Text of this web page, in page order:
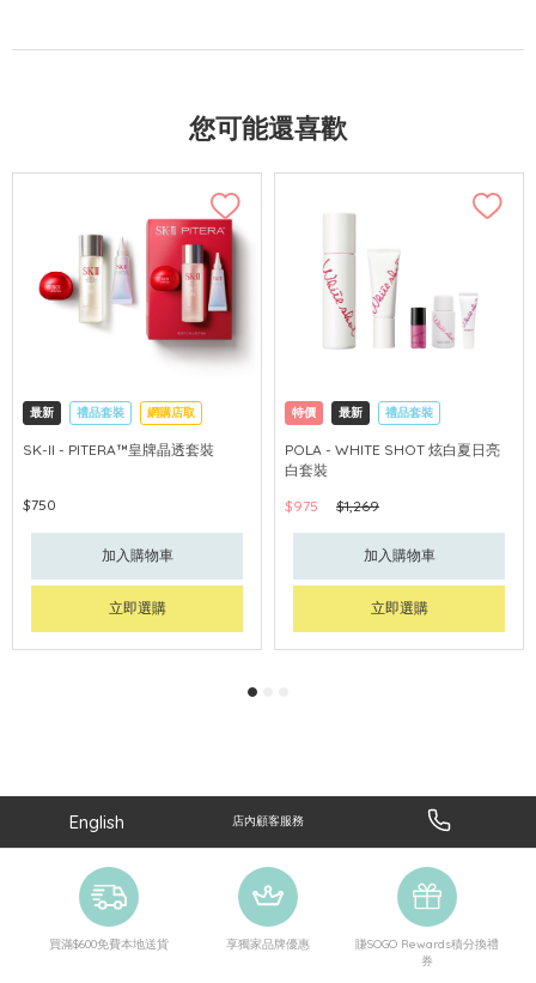
您可能還喜歡
最新 禮品套裝 網購店取
可中國內地配送
SK-II - PITERA™皇牌晶透套裝
$750
加入購物車
立即選購
特價 最新 禮品套裝
網購店取 可中國內地配送
POLA - WHITE SHOT 炫白夏日亮
白套裝
$975
$1,269
加入購物車
立即選購
English 店內顧客服務
買滿$600免費本地送貨 享獨家品牌優惠
賺SOGO Rewards積分換禮
券